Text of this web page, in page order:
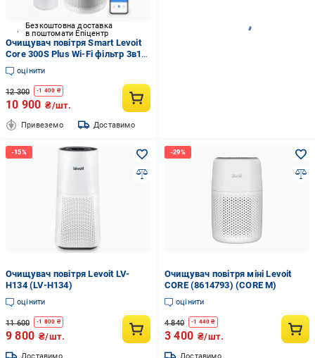
Безкоштовна доставка
в поштомати Епіцентр
Очищувач повітря Smart Levoit
Core 300S Plus Wi-Fi фільтр 3в1
True HEPA (28091564)
оцінити
12 300 -1 400 ₴
10 900 ₴/шт.
Привеземо Доставимо
Очищувач повітря Levoit LV-
H134 (LV-H134)
оцінити
11 600 -1 800 ₴
9 800 ₴/шт.
Доставимо
Очищувач повітря міні Levoit
CORE (8614793) (CORE M)
оцінити
4 840 -1 440 ₴
3 400 ₴/шт.
Доставимо